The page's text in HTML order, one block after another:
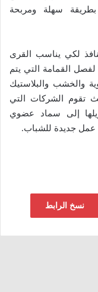
بطريقة سهلة ومربحة
لكي يناسب القرى
القمامة التي يتم
والخشب والبلاستيك
تقوم الشركات التي
إلى سماد عضوي
عمل جديدة للشباب.
نسخ الرابط